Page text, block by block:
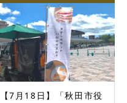
【7月18日】「秋田市役